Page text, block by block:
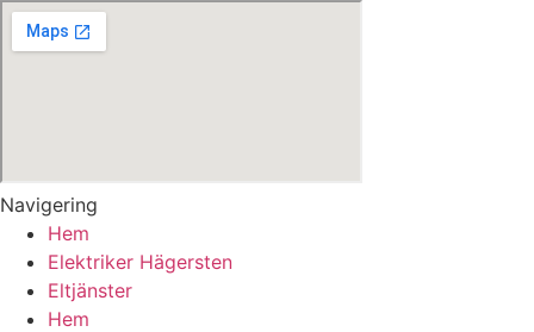
Navigering
Hem
Elektriker Hägersten
Eltjänster
Hem